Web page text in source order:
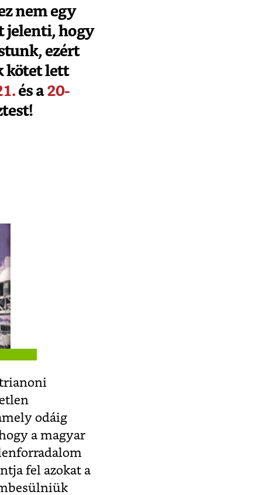
nem egy
jelenti, hogy
ezért
kötet lett
és a20-
odáig
a magyar
fel azokat a